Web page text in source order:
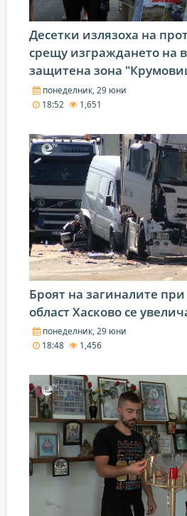
Десетки излязоха на
срещу изграждането на
защитена зона
понеделник, 29 юни
18:52
1,651
Броят на загиналите
област Хасково се
понеделник, 29 юни
18:48
1,456